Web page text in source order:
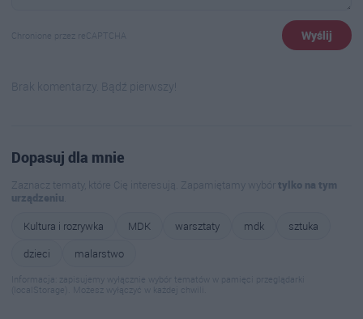
Chronione przez reCAPTCHA Wyślij
Brak komentarzy. Bądź pierwszy!
Dopasuj dla mnie
Zaznacz tematy, które Cię interesują. Zapamiętamy wybórtylko na tym
urządzeniu.
Kultura i rozrywka
MDK warsztaty mdk
sztuka
dzieci
malarstwo
Informacja: zapisujemy wyłącznie wybór tematów w pamięci przeglądarki
(localStorage). Możesz wyłączyć w każdej chwili.